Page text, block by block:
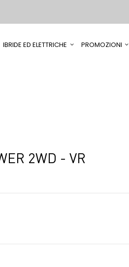
IBRIDE ED ELETTRICHE PROMOZIONI
2WD - VR